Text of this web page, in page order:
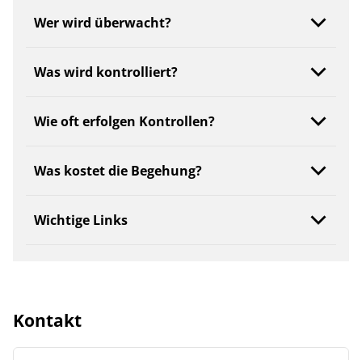
Wer wird überwacht?
Was wird kontrolliert?
Wie oft erfolgen Kontrollen?
Was kostet die Begehung?
Wichtige Links
Kontakt